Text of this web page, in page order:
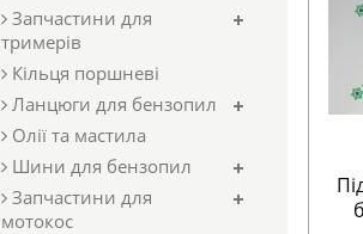
Запчастини для
тримерів
Кільця поршневі
Ланцюги для бензопил
Олії та мастила
Шини для бензопил
Запчастини для
мотокос